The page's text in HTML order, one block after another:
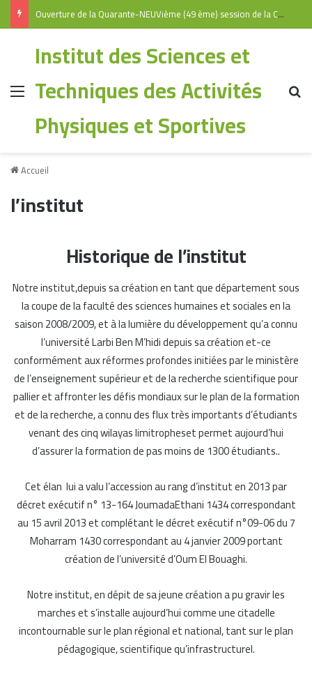
Ouverture de la Quarante-NEUVième (49 ème) session de la Commission Universitaire Nationale
Institut des Sciences et
Techniques des Activités
Physiques et Sportives
Accueil
l’institut
Historique de l’institut
Notre institut,depuis sa création en tant que département sous
la coupe de la faculté des sciences humaines et sociales en la
saison 2008/2009, et à la lumière du développement qu’a connu
l’université Larbi Ben M’hidi depuis sa création et-ce
conformément aux réformes profondes initiées par le ministère
de l’enseignement supérieur et de la recherche scientifique pour
pallier et affronter les défis mondiaux sur le plan de la formation
et de la recherche, a connu des flux très importants d’étudiants
venant des cinq wilayas limitropheset permet aujourd’hui
d’assurer la formation de pas moins de 1300 étudiants..
Cet élan lui a valu l’accession au rang d’institut en 2013 par
décret exécutif n° 13-164 JoumadaEthani 1434 correspondant
au 15 avril 2013 et complétant le décret exécutif n°09-06 du 7
Moharram 1430 correspondant au 4 janvier 2009 portant
création de l’université d’Oum El Bouaghi.
Notre institut, en dépit de sa jeune création a pu gravir les
marches et s’installe aujourd’hui comme une citadelle
incontournable sur le plan régional et national, tant sur le plan
pédagogique, scientifique qu’infrastructurel.